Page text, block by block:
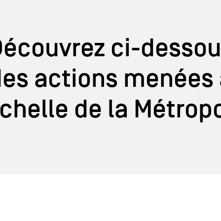
ci-
actions menées
de la